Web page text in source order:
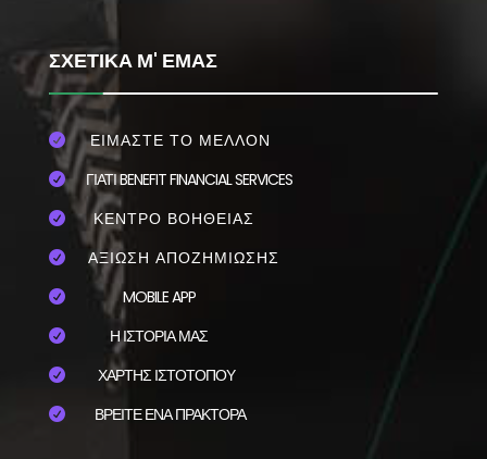
ΣΧΕΤΙΚΑ Μ' ΕΜΑΣ
 ΕΙΜΑΣΤΕ ΤΟ ΜΕΛΛΟΝ
 ΓΙΑΤΙ BENEFIT FINANCIAL SERVICES
 ΚΕΝΤΡΟ ΒΟΗΘΕΙΑΣ
 ΑΞΙΩΣΗ ΑΠΟΖΗΜΙΩΣΗΣ
 MOBILE APP
 Η ΙΣΤΟΡΙΑ ΜΑΣ
 ΧΑΡΤΗΣ ΙΣΤΟΤΟΠΟΥ
 ΒΡΕΙΤΕ ΕΝΑ ΠΡΑΚΤΟΡΑ